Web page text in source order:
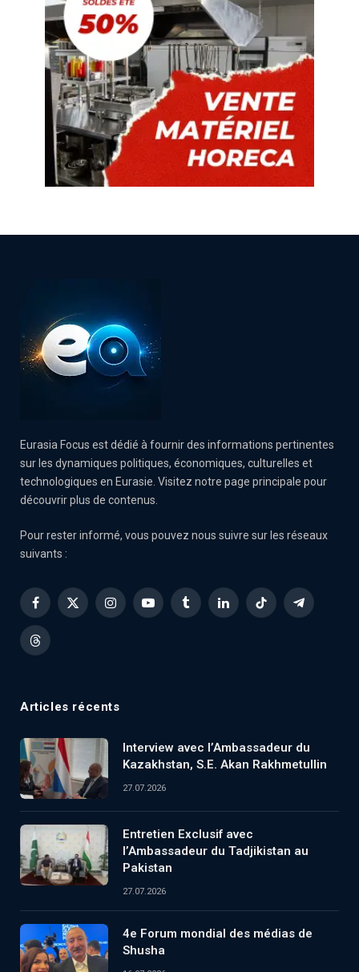
Eurasia Focus est dédié à fournir des informations pertinentes
sur les dynamiques politiques, économiques, culturelles et
technologiques en Eurasie. Visitez notre page principale pour
découvrir plus de contenus.
Pour rester informé, vous pouvez nous suivre sur les réseaux
suivants :
Facebook
X
InstagramYouTubeTumblrLinkedInTikTok Telegram
Threads
Articles récents
Interview avec l’Ambassadeur du
Kazakhstan, S.E. Akan Rakhmetullin
27.07.2026
Entretien Exclusif avec
l’Ambassadeur du Tadjikistan au
Pakistan
27.07.2026
4e Forum mondial des médias de
Shusha